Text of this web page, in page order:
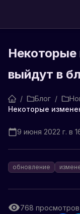
Некоторые
выйдут в
/ Блог /
9 июня 2022 г. в
обновление
768 просмотров